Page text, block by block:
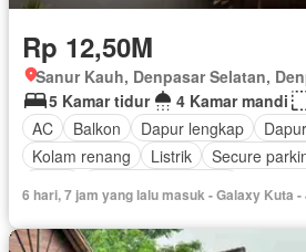
Rp 12,50M
Sanur Kauh, Denpasar Selatan,
5 Kamar tidur
4 Kamar mandi
AC
Balkon Dapur lengkap
Kolam renang
Listrik Secure
6 hari, 7 jam yang lalu masuk - Galaxy Kuta